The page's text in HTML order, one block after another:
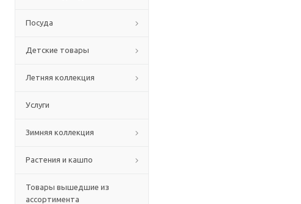
Посуда
Детские товары
Летняя коллекция
Услуги
Зимняя коллекция
Растения и кашпо
Товары вышедшие из
ассортимента